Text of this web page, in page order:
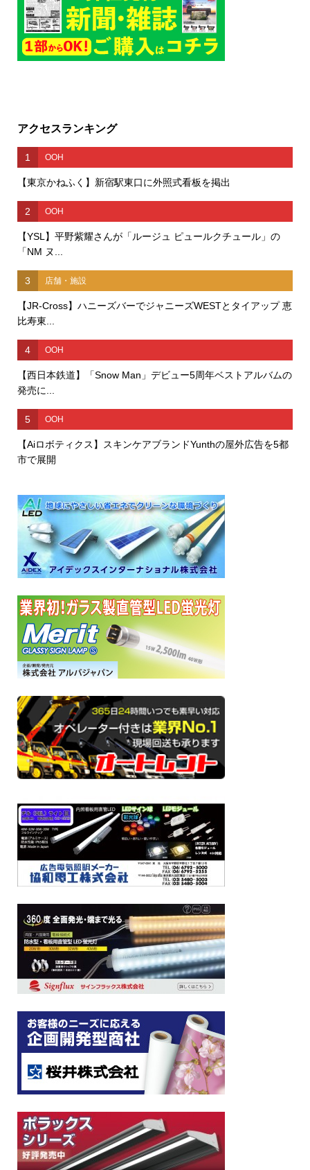
アクセスランキング
1 OOH
【東京かねふく】新宿駅東口に外照式看板を掲出
2 OOH
【YSL】平野紫耀さんが「ルージュ ピュールクチュール」の
「NM ヌ...
3 店舗・施設
【JR-Cross】ハニーズバーでジャニーズWESTとタイアップ 恵
比寿東...
4 OOH
【西日本鉄道】「Snow Man」デビュー5周年ベストアルバムの
発売に...
5 OOH
【Aiロボティクス】スキンケアブランドYunthの屋外広告を5都
市で展開